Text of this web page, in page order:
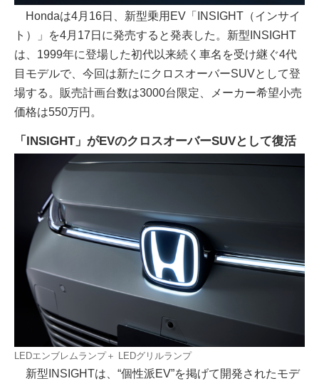
Hondaは4月16日、新型乗用EV「INSIGHT（インサイ
ト）」を4月17日に発売すると発表した。新型INSIGHT
は、1999年に登場した初代以来続く車名を受け継ぐ4代
目モデルで、今回は新たにクロスオーバーSUVとして登
場する。販売計画台数は3000台限定、メーカー希望小売
価格は550万円。
「INSIGHT」がEVのクロスオーバーSUVとして復活
LEDエンブレムランプ＋ LEDグリルランプ
新型INSIGHTは、“個性派EV”を掲げて開発されたモデ